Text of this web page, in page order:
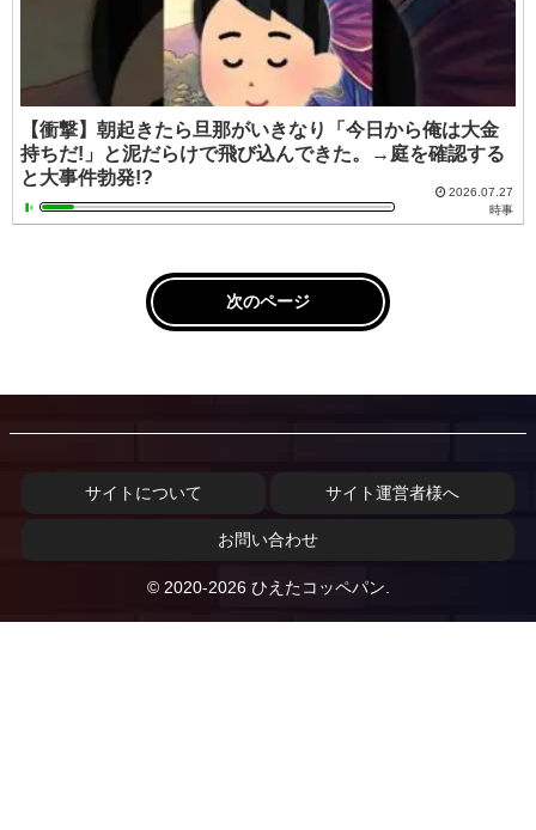
【衝撃】朝起きたら旦那がいきなり「今日から俺は大金
持ちだ!」と泥だらけで飛び込んできた。→庭を確認する
と大事件勃発!?
2026.07.27
時事
次のページ
サイトについて サイト運営者様へ
お問い合わせ
© 2020-2026 ひえたコッペパン.